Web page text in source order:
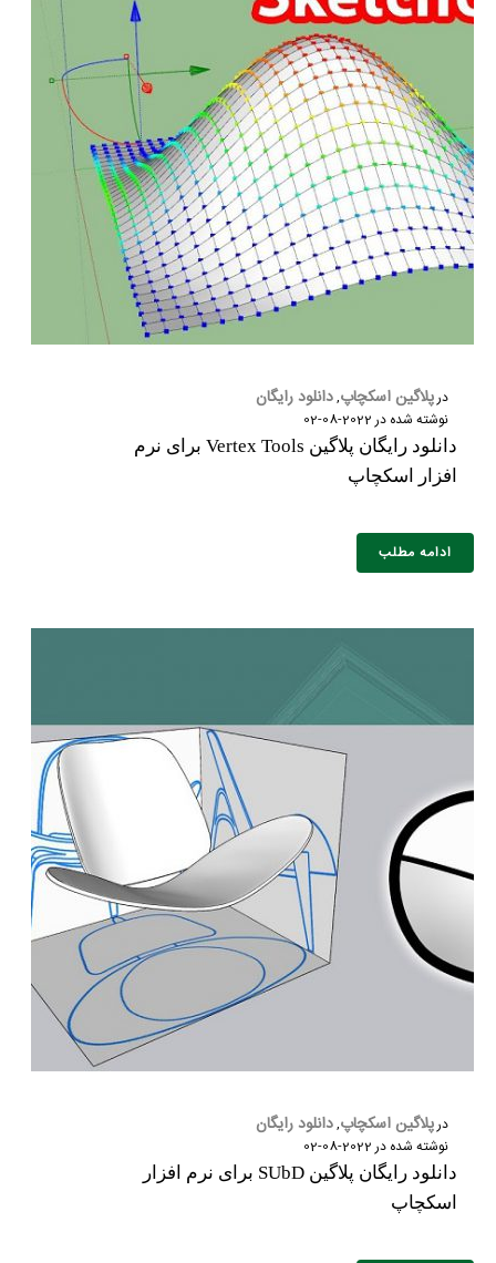
درپلاگین اسکچاپ,دانلود رایگان
نوشته شده در2022-08-02
دانلود رایگان پلاگین Vertex Tools برای نرم
افزار اسکچاپ
ادامه مطلب
درپلاگین اسکچاپ,دانلود رایگان
نوشته شده در2022-08-02
دانلود رایگان پلاگین SUbD برای نرم افزار
اسکچاپ